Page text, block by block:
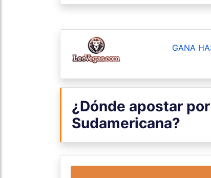
GANA
¿Dónde apostar
Sudamericana?